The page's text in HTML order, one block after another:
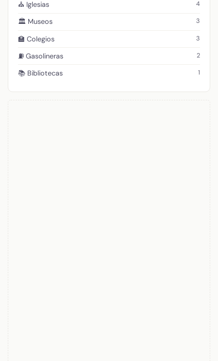
⛪ Iglesias 4
🏛️ Museos 3
🏫 Colegios 3
⛽ Gasolineras 2
📚 Bibliotecas 1